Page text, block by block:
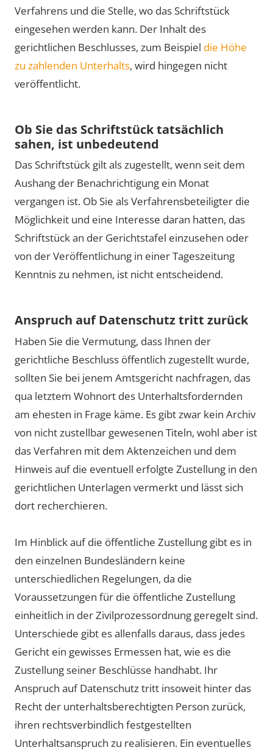
Verfahrens und die Stelle, wo das Schriftstück
eingesehen werden kann. Der Inhalt des
gerichtlichen Beschlusses, zum Beispiel die Höhe
zu zahlenden Unterhalts, wird hingegen nicht
veröffentlicht.
Ob Sie das Schriftstück tatsächlich
sahen, ist unbedeutend
Das Schriftstück gilt als zugestellt, wenn seit dem
Aushang der Benachrichtigung ein Monat
vergangen ist. Ob Sie als Verfahrensbeteiligter die
Möglichkeit und eine Interesse daran hatten, das
Schriftstück an der Gerichtstafel einzusehen oder
von der Veröffentlichung in einer Tageszeitung
Kenntnis zu nehmen, ist nicht entscheidend.
Anspruch auf Datenschutz tritt zurück
Haben Sie die Vermutung, dass Ihnen der
gerichtliche Beschluss öffentlich zugestellt wurde,
sollten Sie bei jenem Amtsgericht nachfragen, das
qua letztem Wohnort des Unterhaltsfordernden
am ehesten in Frage käme. Es gibt zwar kein Archiv
von nicht zustellbar gewesenen Titeln, wohl aber ist
das Verfahren mit dem Aktenzeichen und dem
Hinweis auf die eventuell erfolgte Zustellung in den
gerichtlichen Unterlagen vermerkt und lässt sich
dort recherchieren.
Im Hinblick auf die öffentliche Zustellung gibt es in
den einzelnen Bundesländern keine
unterschiedlichen Regelungen, da die
Voraussetzungen für die öffentliche Zustellung
einheitlich in der Zivilprozessordnung geregelt sind.
Unterschiede gibt es allenfalls daraus, dass jedes
Gericht ein gewisses Ermessen hat, wie es die
Zustellung seiner Beschlüsse handhabt. Ihr
Anspruch auf Datenschutz tritt insoweit hinter das
Recht der unterhaltsberechtigten Person zurück,
ihren rechtsverbindlich festgestellten
Unterhaltsanspruch zu realisieren. Ein eventuelles